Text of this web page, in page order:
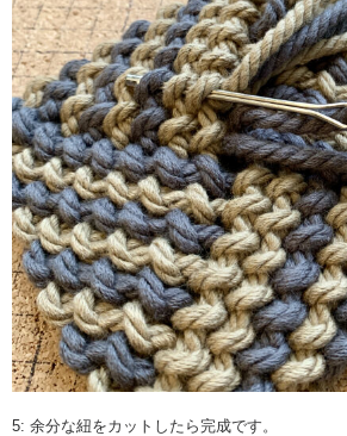
5: 余分な紐をカットしたら完成です。